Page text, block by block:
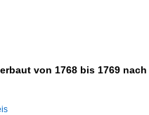
von 1768 bis 1769